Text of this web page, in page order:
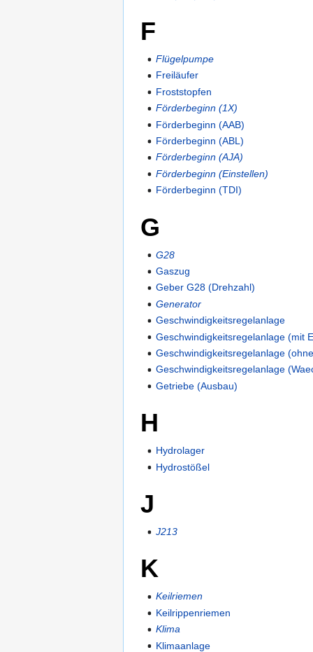
F
Flügelpumpe
Freiläufer
Froststopfen
Förderbeginn (1X)
Förderbeginn (AAB)
Förderbeginn (ABL)
Förderbeginn (AJA)
Förderbeginn (Einstellen)
Förderbeginn (TDI)
G
G28
Gaszug
Geber G28 (Drehzahl)
Generator
Geschwindigkeitsregelanlage
Geschwindigkeitsregelanlage (mit
Geschwindigkeitsregelanlage
Geschwindigkeitsregelanlage
Getriebe (Ausbau)
H
Hydrolager
Hydrostößel
J
J213
K
Keilriemen
Keilrippenriemen
Klima
Klimaanlage